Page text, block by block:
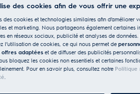
adapté à
lave-vaisselle Electrolux
et offrent un confort
silencieux.
des cookies afin de vous offrir une
des cookies et technologies similaires afin d’améliorer
et marketing. Nous partageons également certaines
en réseaux sociaux, publicité et analyses de
l’utilisation de cookies, ce qui nous permet de
offres adaptées et de diffuser des publicités
bloquez les cookies non essentiels et certaines
Pour en savoir plus, consultez notre Politique